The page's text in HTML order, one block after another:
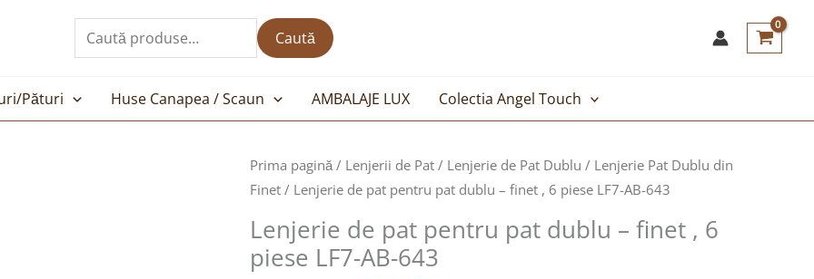
după:
Caută
Pături Huse Canapea / Scaun AMBALAJE LUX Colectia Angel Touch
Prima pagină/ Lenjerii de Pat/ Lenjerie de Pat Dublu / Lenjerie Pat Dublu din
Finet/ Lenjerie de pat pentru pat dublu – finet , 6 piese LF7-AB-643
Lenjerie de pat pentru pat dublu – finet , 6
piese LF7-AB-643
Prețul
inițial
a
fost:
159,00lei.
Prețul
curent
119,00lei.